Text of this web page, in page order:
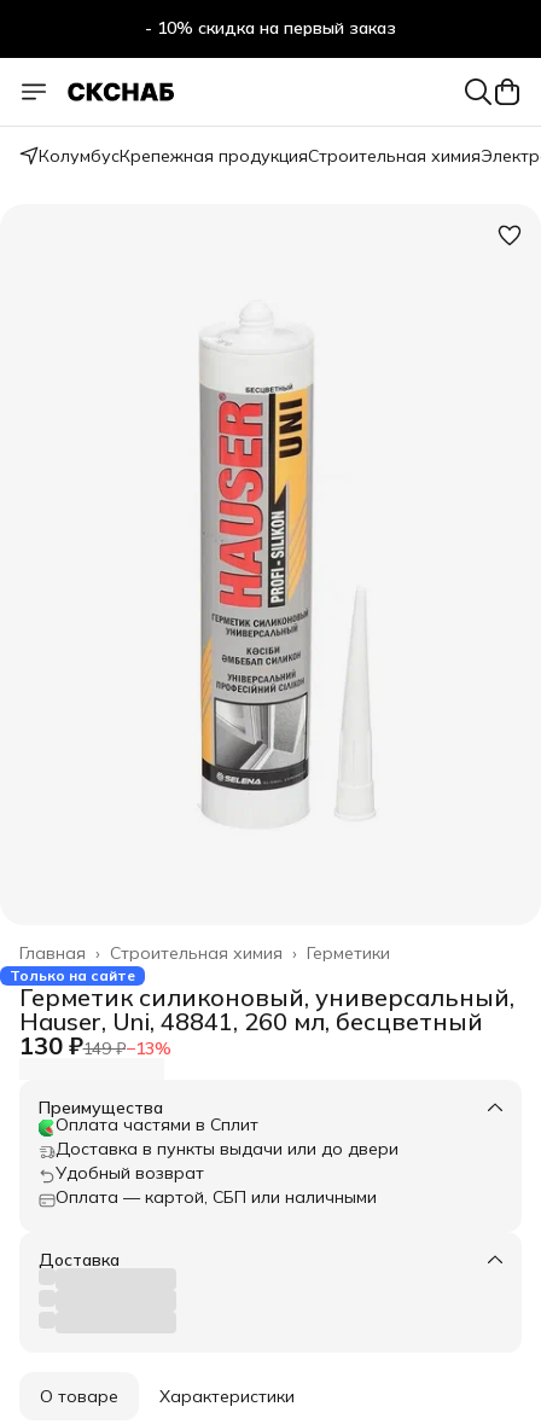
- 10% скидка на первый заказ
КолумбусКрепежная продукцияСтроительная химия
Герметики
Строительная химия ›
Главная ›
Только на сайте
Герметик силиконовый, универсальный,
Hauser, Uni, 48841, 260 мл, бесцветный
130 ₽149 ₽−13%
Преимущества
Оплата частями в Сплит
Доставка в пункты выдачи или до двери
Удобный возврат
Оплата — картой, СБП или наличными
Доставка
О товаре Характеристики